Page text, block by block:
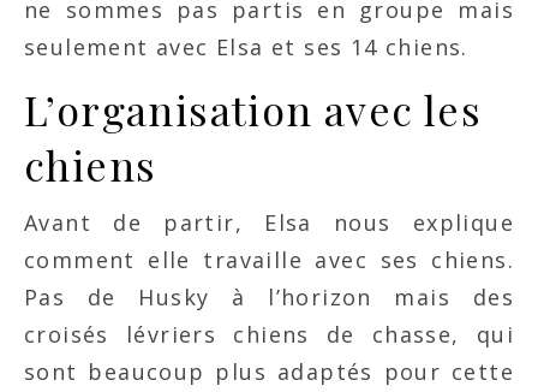
ne sommes pas partis en groupe mais
seulement avec Elsa et ses 14 chiens.
L’organisation avec les
chiens
Avant de partir, Elsa nous explique
comment elle travaille avec ses chiens.
Pas de Husky à l’horizon mais des
croisés lévriers chiens de chasse, qui
sont beaucoup plus adaptés pour cette